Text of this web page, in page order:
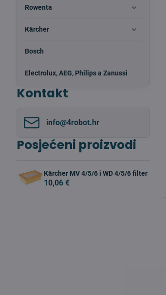
Rowenta
Kärcher
Bosch
Electrolux, AEG, Philips a Zanussi
Kontakt
info​@4robot​.hr
Posjećeni proizvodi
Kärcher MV 4/5/6 i WD 4/5/6 filter
10,06 €